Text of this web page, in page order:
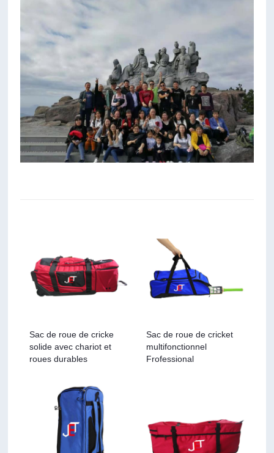
Sac de roue de cricke
solide avec chariot et
roues durables
Sac de roue de cricket
multifonctionnel
Frofessional